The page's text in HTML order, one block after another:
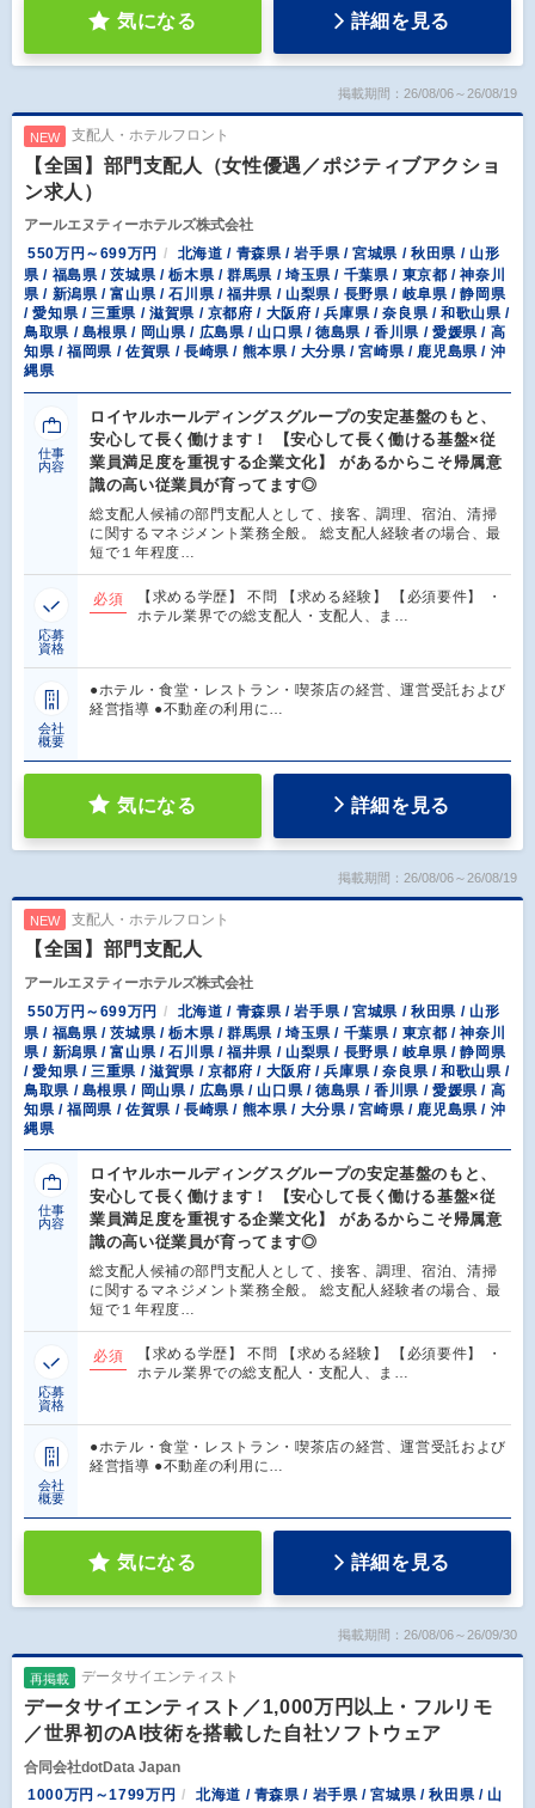
気になる 詳細を見る
掲載期間：26/08/06～26/08/19
NEW 支配人・ホテルフロント
【全国】部門支配人（女性優遇／ポジティブアクショ
ン求人）
アールエヌティーホテルズ株式会社
550万円～699万円
北海道 / 青森県 / 岩手県 / 宮城県 / 秋田県 / 山形
県 / 福島県 / 茨城県 / 栃木県 / 群馬県 / 埼玉県 / 千葉県 / 東京都 / 神奈川
県 / 新潟県 / 富山県 / 石川県 / 福井県 / 山梨県 / 長野県 / 岐阜県 / 静岡県
/ 愛知県 / 三重県 / 滋賀県 / 京都府 / 大阪府 / 兵庫県 / 奈良県 / 和歌山県 /
鳥取県 / 島根県 / 岡山県 / 広島県 / 山口県 / 徳島県 / 香川県 / 愛媛県 / 高
知県 / 福岡県 / 佐賀県 / 長崎県 / 熊本県 / 大分県 / 宮崎県 / 鹿児島県 / 沖
縄県
仕事
内容
ロイヤルホールディングスグループの安定基盤のもと、
安心して長く働けます！ 【安心して長く働ける基盤×従
業員満足度を重視する企業文化】 があるからこそ帰属意
識の高い従業員が育ってます◎
総支配人候補の部門支配人として、接客、調理、宿泊、清掃
に関するマネジメント業務全般。 総支配人経験者の場合、最
短で１年程度…
応募
資格
必須
【求める学歴】 不問 【求める経験】 【必須要件】 ・
ホテル業界での総支配人・支配人、ま…
会社
概要
●ホテル・食堂・レストラン・喫茶店の経営、運営受託および
経営指導 ●不動産の利用に…
気になる 詳細を見る
掲載期間：26/08/06～26/08/19
NEW 支配人・ホテルフロント
【全国】部門支配人
アールエヌティーホテルズ株式会社
550万円～699万円
北海道 / 青森県 / 岩手県 / 宮城県 / 秋田県 / 山形
県 / 福島県 / 茨城県 / 栃木県 / 群馬県 / 埼玉県 / 千葉県 / 東京都 / 神奈川
県 / 新潟県 / 富山県 / 石川県 / 福井県 / 山梨県 / 長野県 / 岐阜県 / 静岡県
/ 愛知県 / 三重県 / 滋賀県 / 京都府 / 大阪府 / 兵庫県 / 奈良県 / 和歌山県 /
鳥取県 / 島根県 / 岡山県 / 広島県 / 山口県 / 徳島県 / 香川県 / 愛媛県 / 高
知県 / 福岡県 / 佐賀県 / 長崎県 / 熊本県 / 大分県 / 宮崎県 / 鹿児島県 / 沖
縄県
仕事
内容
ロイヤルホールディングスグループの安定基盤のもと、
安心して長く働けます！ 【安心して長く働ける基盤×従
業員満足度を重視する企業文化】 があるからこそ帰属意
識の高い従業員が育ってます◎
総支配人候補の部門支配人として、接客、調理、宿泊、清掃
に関するマネジメント業務全般。 総支配人経験者の場合、最
短で１年程度…
応募
資格
必須
【求める学歴】 不問 【求める経験】 【必須要件】 ・
ホテル業界での総支配人・支配人、ま…
会社
概要
●ホテル・食堂・レストラン・喫茶店の経営、運営受託および
経営指導 ●不動産の利用に…
気になる 詳細を見る
掲載期間：26/08/06～26/09/30
再掲載 データサイエンティスト
データサイエンティスト／1,000万円以上・フルリモ
／世界初のAI技術を搭載した自社ソフトウェア
合同会社dotData Japan
1000万円～1799万円
北海道 / 青森県 / 岩手県 / 宮城県 / 秋田県 / 山